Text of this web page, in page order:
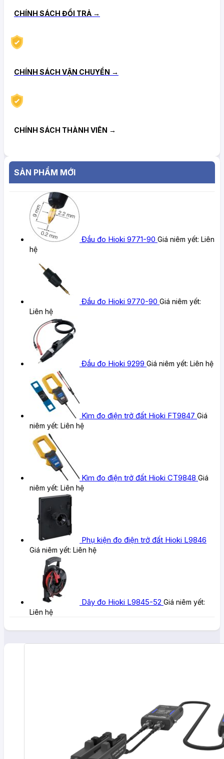
CHÍNH SÁCH ĐỔI TRẢ →
CHÍNH SÁCH VẬN CHUYỂN →
CHÍNH SÁCH THÀNH VIÊN →
SẢN PHẨM MỚI
Đầu đo Hioki 9771-90 Giá niêm yết: Liên
hệ
Đầu đo Hioki 9770-90 Giá niêm yết:
Liên hệ
Đầu đo Hioki 9299 Giá niêm yết: Liên hệ
Kìm đo điện trở đất Hioki FT9847 Giá
niêm yết: Liên hệ
Kìm đo điện trở đất Hioki CT9848 Giá
niêm yết: Liên hệ
Phụ kiện đo điện trở đất Hioki L9846
Giá niêm yết: Liên hệ
Dây đo Hioki L9845-52 Giá niêm yết:
Liên hệ